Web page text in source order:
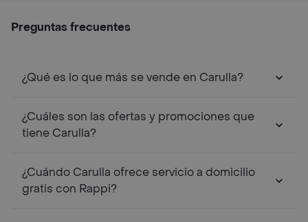
Preguntas frecuentes
¿Qué es lo que más se vende en Carulla?
¿Cuáles son las ofertas y promociones que
tiene Carulla?
¿Cuándo Carulla ofrece servicio a domicilio
gratis con Rappi?